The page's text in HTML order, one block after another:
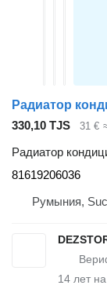
330,10 TJS 31 €
Радиатор
81619206036
Румыния,
14 лет